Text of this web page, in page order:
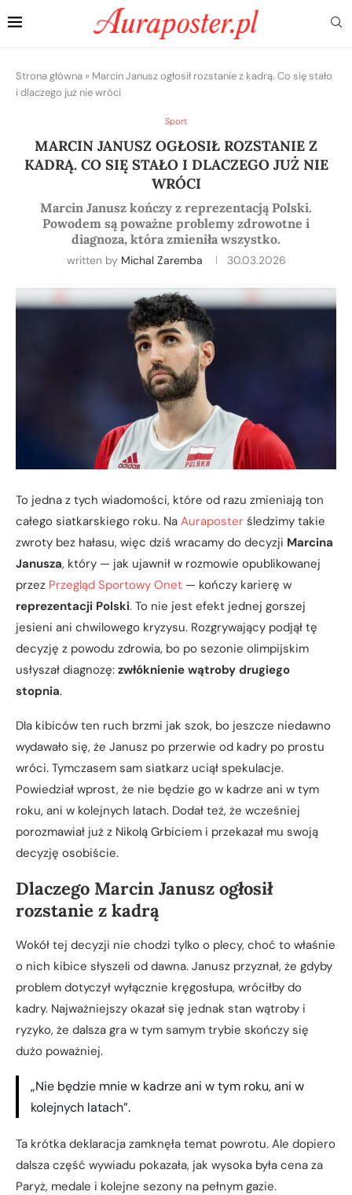
Strona główna » Marcin Janusz ogłosił rozstanie z kadrą. Co się stało
i dlaczego już nie wróci
Sport
MARCIN JANUSZ OGŁOSIŁ ROZSTANIE Z
KADRĄ. CO SIĘ STAŁO I DLACZEGO JUŻ NIE
WRÓCI
Marcin Janusz kończy z reprezentacją Polski.
Powodem są poważne problemy zdrowotne i
diagnoza, która zmieniła wszystko.
written by Michal Zaremba 30.03.2026
To jedna z tych wiadomości, które od razu zmieniają ton
całego siatkarskiego roku. Na Auraposter śledzimy takie
zwroty bez hałasu, więc dziś wracamy do decyzji Marcina
Janusza, który — jak ujawnił w rozmowie opublikowanej
przez Przegląd Sportowy Onet — kończy karierę w
reprezentacji Polski. To nie jest efekt jednej gorszej
jesieni ani chwilowego kryzysu. Rozgrywający podjął tę
decyzję z powodu zdrowia, bo po sezonie olimpijskim
usłyszał diagnozę: zwłóknienie wątroby drugiego
stopnia.
Dla kibiców ten ruch brzmi jak szok, bo jeszcze niedawno
wydawało się, że Janusz po przerwie od kadry po prostu
wróci. Tymczasem sam siatkarz uciął spekulacje.
Powiedział wprost, że nie będzie go w kadrze ani w tym
roku, ani w kolejnych latach. Dodał też, że wcześniej
porozmawiał już z Nikolą Grbiciem i przekazał mu swoją
decyzję osobiście.
Dlaczego Marcin Janusz ogłosił
rozstanie z kadrą
Wokół tej decyzji nie chodzi tylko o plecy, choć to właśnie
o nich kibice słyszeli od dawna. Janusz przyznał, że gdyby
problem dotyczył wyłącznie kręgosłupa, wróciłby do
kadry. Najważniejszy okazał się jednak stan wątroby i
ryzyko, że dalsza gra w tym samym trybie skończy się
dużo poważniej.
„Nie będzie mnie w kadrze ani w tym roku, ani w
kolejnych latach”.
Ta krótka deklaracja zamknęła temat powrotu. Ale dopiero
dalsza część wywiadu pokazała, jak wysoka była cena za
Paryż, medale i kolejne sezony na pełnym gazie.